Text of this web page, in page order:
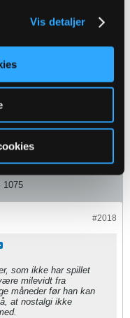
Vis detaljer
- tak MH, mange tak...
Talent ist
bringen dich hindurch"
1075
#2018
som ikke har spillet
milevidt fra
måneder før han kan
at nostalgi ikke